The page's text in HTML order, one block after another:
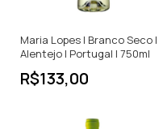
Maria Lopes | Branco Seco |
Alentejo | Portugal | 750ml
R$133,00